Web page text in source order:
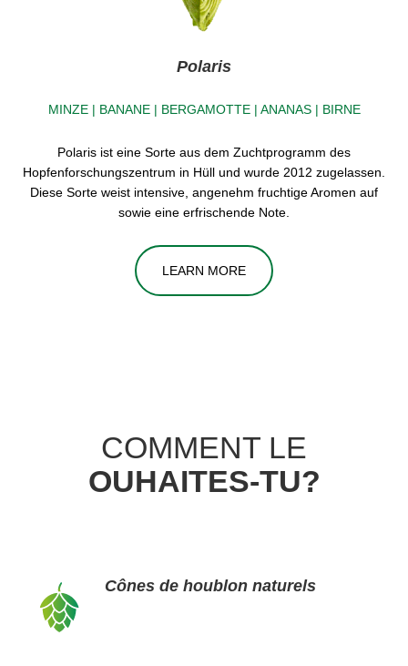
Polaris
MINZE | BANANE | BERGAMOTTE | ANANAS | BIRNE
Polaris ist eine Sorte aus dem Zuchtprogramm des
Hopfenforschungszentrum in Hüll und wurde 2012 zugelassen.
Diese Sorte weist intensive, angenehm fruchtige Aromen auf
sowie eine erfrischende Note.
LEARN MORE
COMMENT LE
OUHAITES-TU?
Cônes de houblon naturels